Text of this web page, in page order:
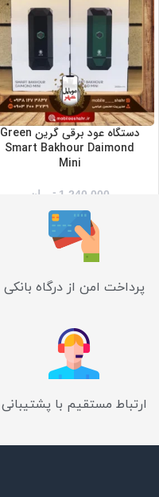
مشکی
دستگاه عود برقی گرین Green
Smart Bakhour Daimond
Mini
1,240,000 تومان
پرداخت امن از درگاه بانکی
ارتباط مستقیم با پشتیبانی